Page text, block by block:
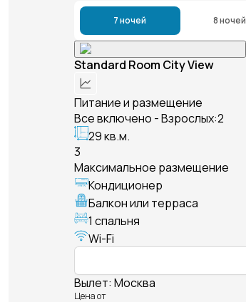
7 ночей 8 ночей
Standard Room City View
Питание и размещение
Все включено - Взрослых:2
29 кв.м.
3
Максимальное размещение
Кондиционер
Балкон или терраса
1 спальня
Wi-Fi
Вылет: Москва
Цена от